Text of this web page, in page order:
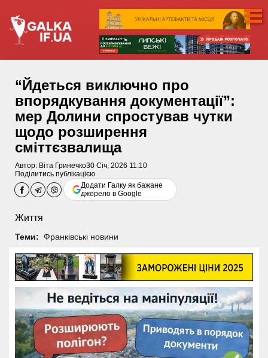
“Йдеться виключно про
впорядкування документації”:
мер Долини спростував чутки
щодо розширення
сміттєзвалища
Автор: Віта Гринечко30 Січ, 2026 11:10
Поділитись публікацією
Додати Галку як бажане
джерело в Google
Життя
Теми: Франківські новини